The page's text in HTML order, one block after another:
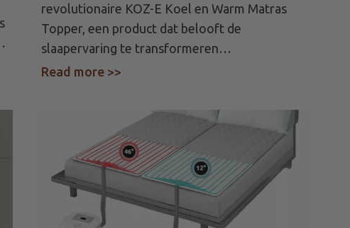
douchen, Koud bed
revolutionaire KOZ-E Koel en Warm Matras
Topper, een product dat belooft de
slaapervaring te transformeren…
Read more >>